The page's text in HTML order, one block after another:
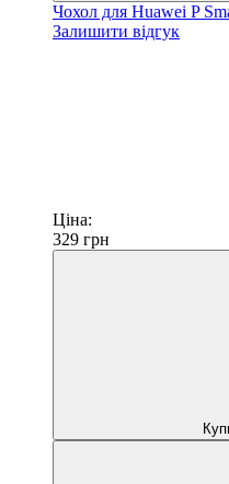
Чохол для Huawei P
Залишити відгук
Ціна:
329 грн